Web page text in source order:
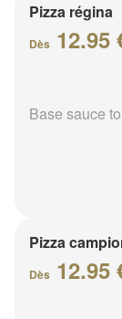
Pizza régina
Dès 12.95
Base sauce
Pizza
Dès 12.95